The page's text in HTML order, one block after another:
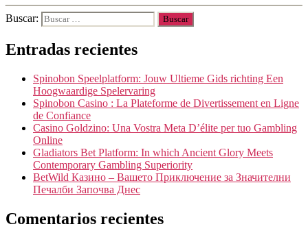
Buscar:
Entradas recientes
Spinobon Speelplatform: Jouw Ultieme Gids richting Een
Hoogwaardige Spelervaring
Spinobon Casino : La Plateforme de Divertissement en Ligne
de Confiance
Casino Goldzino: Una Vostra Meta D’élite per tuo Gambling
Online
Gladiators Bet Platform: In which Ancient Glory Meets
Contemporary Gambling Superiority
BetWild Казино – Вашето Приключение за Значителни
Печалби Започва Днес
Comentarios recientes